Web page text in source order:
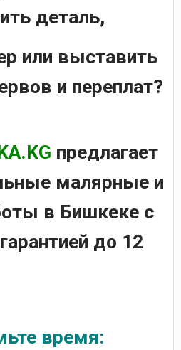
деталь,
или выставить
и переплат?
предлагает
малярные и
в Бишкеке с
до 12
время: